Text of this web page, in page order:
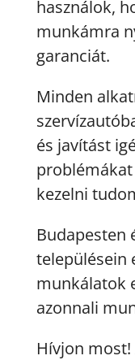
használok,
munkámra
garanciát.
Minden
és javítást
kezelni
Budapesten
településein
munkálatok
azonnali
Hívjon most!